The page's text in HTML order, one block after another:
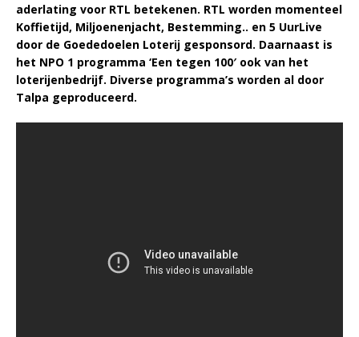
aderlating voor RTL betekenen. RTL worden momenteel
Koffietijd, Miljoenenjacht, Bestemming.. en 5 UurLive
door de Goededoelen Loterij gesponsord. Daarnaast is
het NPO 1 programma ‘Een tegen 100′ ook van het
loterijenbedrijf. Diverse programma’s worden al door
Talpa geproduceerd.